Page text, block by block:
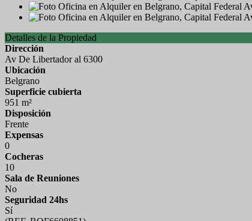
Detalles de la Propiedad
Dirección
Av De Libertador al 6300
Ubicación
Belgrano
Superficie cubierta
951 m²
Disposición
Frente
Expensas
0
Cocheras
10
Sala de Reuniones
No
Seguridad 24hs
Sí